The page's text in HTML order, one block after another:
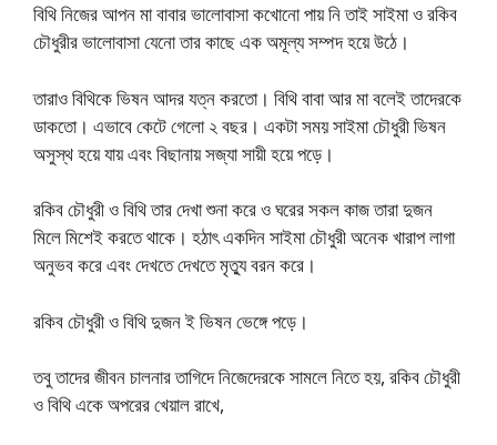
বিথি নিজের আপন মা বাবার ভালোবাসা কখোনো পায় নি তাই সাইমা ও রকিব
চৌধুরীর ভালোবাসা যেনো তার কাছে এক অমূল্য সম্পদ হয়ে উঠে।
তারাও বিথিকে ভিষন আদর যত্ন করতো। বিথি বাবা আর মা বলেই তাদেরকে
ডাকতো। এভাবে কেটে গেলো ২ বছর। একটা সময় সাইমা চৌধুরী ভিষন
অসুস্থ হয়ে যায় এবং বিছানায় সজ্যা সায়ী হয়ে পড়ে।
রকিব চৌধুরী ও বিথি তার দেখা শুনা করে ও ঘরের সকল কাজ তারা দুজন
মিলে মিশেই করতে থাকে। হঠাৎ একদিন সাইমা চৌধুরী অনেক খারাপ লাগা
অনুভব করে এবং দেখতে দেখতে মৃত্যু বরন করে।
রকিব চৌধুরী ও বিথি দুজন ই ভিষন ভেঙ্গে পড়ে।
তবু তাদের জীবন চালনার তাগিদে নিজেদেরকে সামলে নিতে হয়, রকিব চৌধুরী
ও বিথি একে অপরের খেয়াল রাখে,